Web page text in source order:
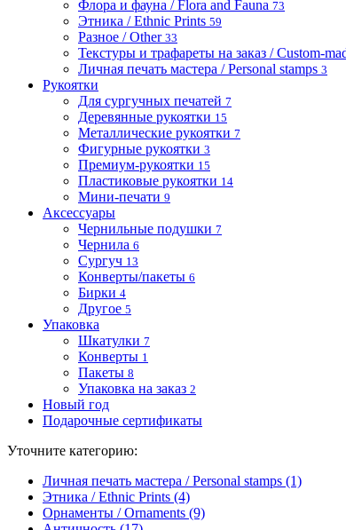
Флора и фауна / Flora and Fauna 73
Этника / Ethnic Prints 59
Разное / Other 33
Текстуры и трафареты на заказ / Custom-
Личная печать мастера / Personal stamps 3
Рукоятки
Для сургучных печатей 7
Деревянные рукоятки 15
Металлические рукоятки 7
Фигурные рукоятки 3
Премиум-рукоятки 15
Пластиковые рукоятки 14
Мини-печати 9
Аксессуары
Чернильные подушки 7
Чернила 6
Сургуч 13
Конверты/пакеты 6
Бирки 4
Другое 5
Упаковка
Шкатулки 7
Конверты 1
Пакеты 8
Упаковка на заказ 2
Новый год
Подарочные сертификаты
Уточните категорию:
Личная печать мастера / Personal stamps (1)
Этника / Ethnic Prints (4)
Орнаменты / Ornaments (9)